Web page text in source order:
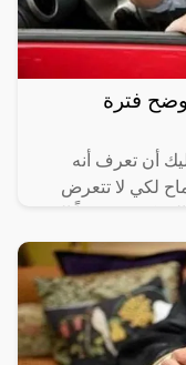
فترة
أن تعرف أنه
لكي لا تتعرض